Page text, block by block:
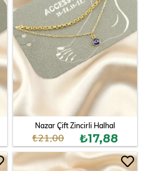
Nazar Çift Zincirli Halhal
₺17,88
₺21,00